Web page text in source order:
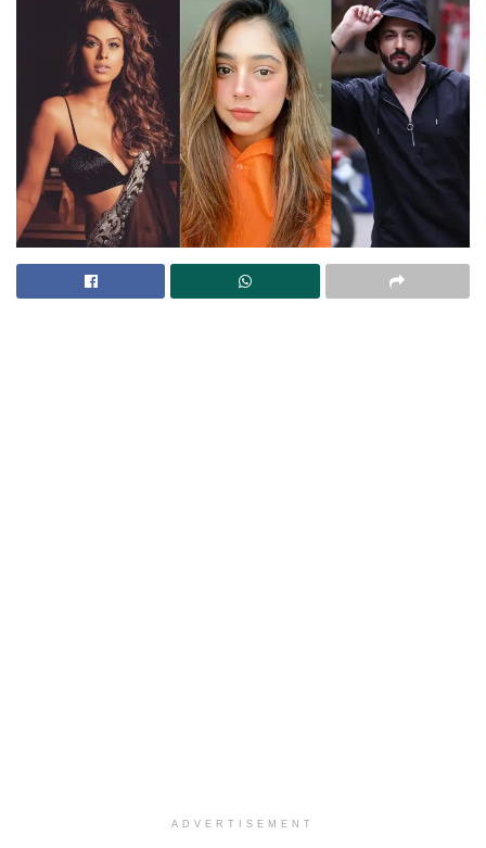
ADVERTISEMENT